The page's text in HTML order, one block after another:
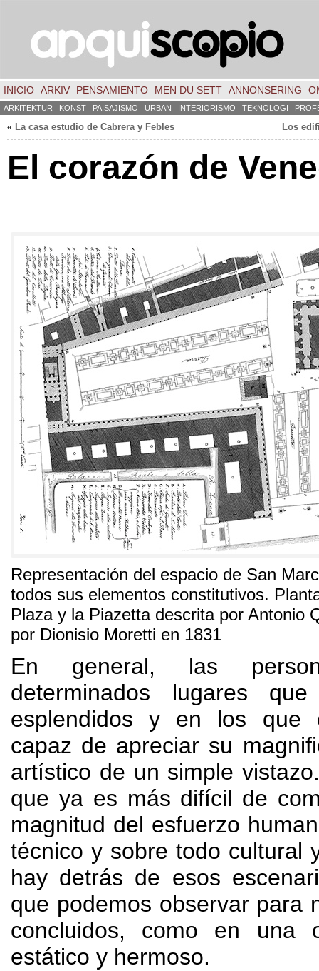
INICIO ARKIV PENSAMIENTO MEN DU SETT ANNONSERING
ARKITEKTUR KONST PAISAJISMO URBAN INTERIORISMO TEKNOLOGI
« La casa estudio de Cabrera y Febles Los
El corazón de
Representación del espacio de San
todos sus elementos constitutivos.
Plaza y la Piazetta descrita por Antonio
por Dionisio Moretti en 1831
En general, las
determinados lugares
esplendidos y en los que
capaz de apreciar su
artístico de un simple vistazo
que ya es más difícil de
magnitud del esfuerzo
técnico y sobre todo cultural
hay detrás de esos
que podemos observar para
concluidos, como en una
estático y hermoso.